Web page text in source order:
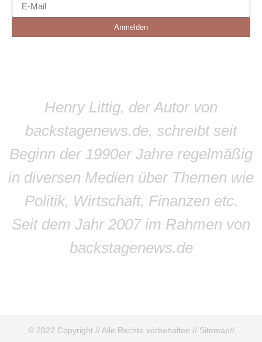
Anmelden
Henry Littig, der Autor von
backstagenews.de, schreibt seit
Beginn der 1990er Jahre regelmäßig
in diversen Medien über Themen wie
Politik, Wirtschaft, Finanzen etc.
Seit dem Jahr 2007 im Rahmen von
backstagenews.de
© 2022 Copyright // Alle Rechte vorbehalten // Sitemap//